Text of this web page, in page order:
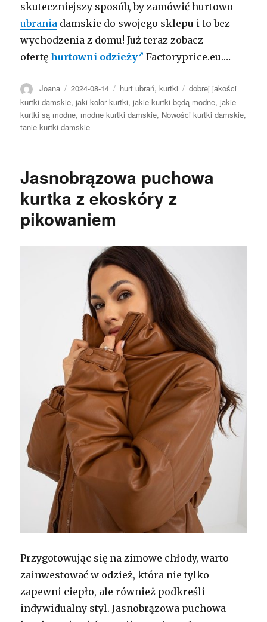
skuteczniejszy sposób, by zamówić hurtowo
ubrania damskie do swojego sklepu i to bez
wychodzenia z domu! Już teraz zobacz
ofertęhurtowni odzieży Factoryprice.eu.…
Autor
Joana Opublikowano
2024-08-14 Kategorie
hurt ubrań,kurtki Tagi
dobrej jakości
kurtki damskie,jaki kolor kurtki,jakie kurtki będą modne,jakie
kurtki są modne, modne kurtki damskie, Nowości kurtki damskie,
tanie kurtki damskie
Jasnobrązowa puchowa
kurtka z ekoskóry z
pikowaniem
Przygotowując się na zimowe chłody, warto
zainwestować w odzież, która nie tylko
zapewni ciepło, ale również podkreśli
indywidualny styl. Jasnobrązowa puchowa